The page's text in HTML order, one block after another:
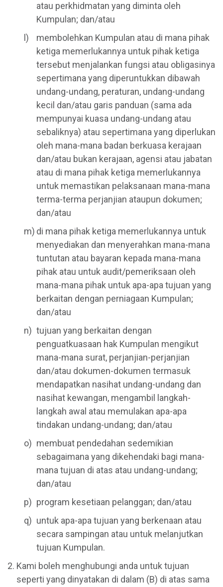
atau perkhidmatan yang diminta oleh
Kumpulan; dan/atau
membolehkan Kumpulan atau di mana pihak
ketiga memerlukannya untuk pihak ketiga
tersebut menjalankan fungsi atau obligasinya
sepertimana yang diperuntukkan dibawah
undang-undang, peraturan, undang-undang
kecil dan/atau garis panduan (sama ada
mempunyai kuasa undang-undang atau
sebaliknya) atau sepertimana yang diperlukan
oleh mana-mana badan berkuasa kerajaan
dan/atau bukan kerajaan, agensi atau jabatan
atau di mana pihak ketiga memerlukannya
untuk memastikan pelaksanaan mana-mana
terma-terma perjanjian ataupun dokumen;
dan/atau
di mana pihak ketiga memerlukannya untuk
menyediakan dan menyerahkan mana-mana
tuntutan atau bayaran kepada mana-mana
pihak atau untuk audit/pemeriksaan oleh
mana-mana pihak untuk apa-apa tujuan yang
berkaitan dengan perniagaan Kumpulan;
dan/atau
tujuan yang berkaitan dengan
penguatkuasaan hak Kumpulan mengikut
mana-mana surat, perjanjian-perjanjian
dan/atau dokumen-dokumen termasuk
mendapatkan nasihat undang-undang dan
nasihat kewangan, mengambil langkah-
langkah awal atau memulakan apa-apa
tindakan undang-undang; dan/atau
membuat pendedahan sedemikian
sebagaimana yang dikehendaki bagi mana-
mana tujuan di atas atau undang-undang;
dan/atau
program kesetiaan pelanggan; dan/atau
untuk apa-apa tujuan yang berkenaan atau
secara sampingan atau untuk melanjutkan
tujuan Kumpulan.
Kami boleh menghubungi anda untuk tujuan
seperti yang dinyatakan di dalam (B) di atas sama